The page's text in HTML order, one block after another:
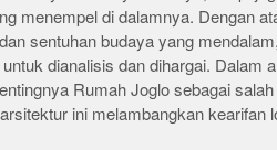
menempel di dalamnya. Dengan
sentuhan budaya yang
dianalisis dan dihargai. Dalam
Rumah Joglo sebagai
ini melambangkan kearifan